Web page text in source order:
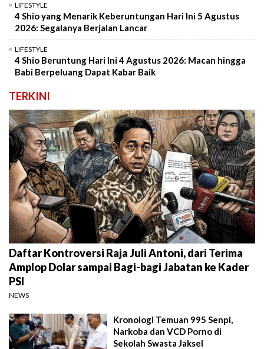
LIFESTYLE
4 Shio yang Menarik Keberuntungan Hari Ini 5 Agustus
2026: Segalanya Berjalan Lancar
LIFESTYLE
4 Shio Beruntung Hari Ini 4 Agustus 2026: Macan hingga
Babi Berpeluang Dapat Kabar Baik
TERKINI
Daftar Kontroversi Raja Juli Antoni, dari Terima
Amplop Dolar sampai Bagi-bagi Jabatan ke Kader
PSI
NEWS
Kronologi Temuan 995 Senpi,
Narkoba dan VCD Porno di
Sekolah Swasta Jaksel